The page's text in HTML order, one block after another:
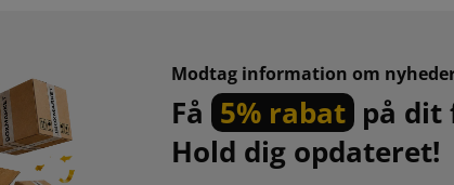
Modtag information om
Få 5% rabat på dit
Hold dig opdateret!